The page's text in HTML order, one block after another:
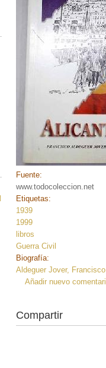
Fuente:
www.todocoleccion.net
Etiquetas:
1939
1999
libros
Guerra Civil
Biografía:
Aldeguer Jover, Francisco
Añadir nuevo
Compartir